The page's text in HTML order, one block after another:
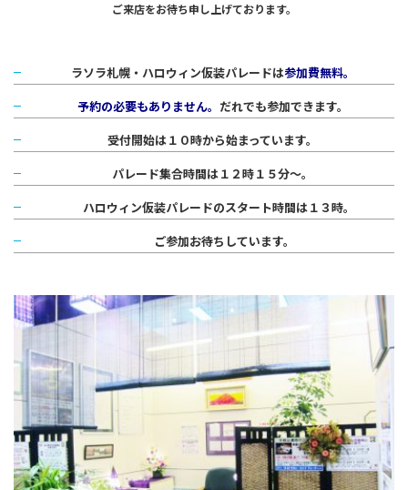
ご来店をお待ち申し上げております。
ラソラ札幌・ハロウィン仮装パレードは参加費無料。
予約の必要もありません。 だれでも参加できます。
受付開始は１０時から始まっています。
パレード集合時間は１２時１５分～。
ハロウィン仮装パレードのスタート時間は１３時。
ご参加お待ちしています。